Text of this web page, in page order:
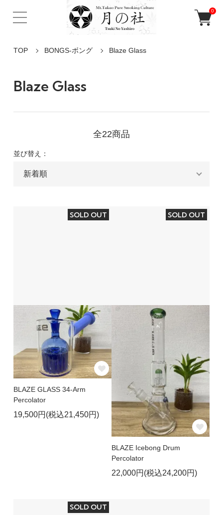
0
TOP BONGS-ボング Blaze Glass
Blaze Glass
全22商品
並び替え：
SOLD OUT
BLAZE GLASS 34-Arm
Percolator
19,500円(税込21,450円)
SOLD OUT
BLAZE Icebong Drum
Percolator
22,000円(税込24,200円)
SOLD OUT